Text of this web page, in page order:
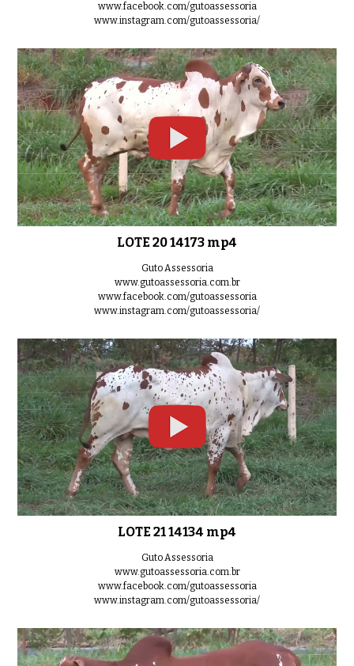
www.facebook.com/gutoassessoria
www.instagram.com/gutoassessoria/
LOTE 20 14173 mp4
Guto Assessoria
www.gutoassessoria.com.br
www.facebook.com/gutoassessoria
www.instagram.com/gutoassessoria/
LOTE 21 14134 mp4
Guto Assessoria
www.gutoassessoria.com.br
www.facebook.com/gutoassessoria
www.instagram.com/gutoassessoria/